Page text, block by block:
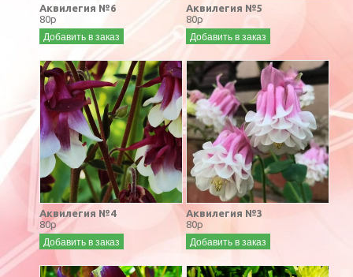
Аквилегия №6
80р
Добавить в заказ
Аквилегия №5
80р
Добавить в заказ
Аквилегия №4
80р
Добавить в заказ
Аквилегия №3
80р
Добавить в заказ